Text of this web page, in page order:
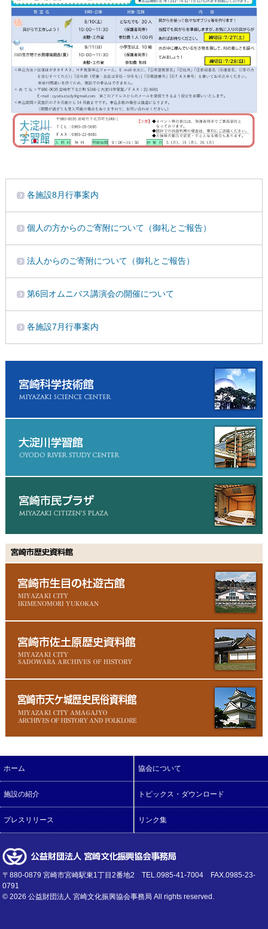
各施設8月行事案内
個人の方からのご寄附について（御礼とご報告）
法人からのご寄附について（御礼とご報告）
第6回オムニバス講演会の開催について
各施設7月行事案内
ホーム 協会について
施設の紹介 トピックス・ダウンロード
プレスリリース リンク集
〒880-0879 宮崎市宮崎駅東1丁目2番地2 TEL.0985-41-7004 FAX.0985-23-
0791
©2026 公益財団法人 宮崎文化振興協会事務局 All rights reserved.